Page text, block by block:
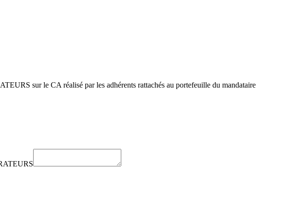
sur le CA réalisé par les adhérents rattachés au portefeuille du mandataire